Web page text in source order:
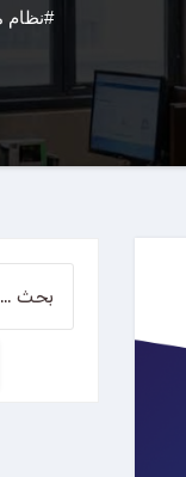
#نظام